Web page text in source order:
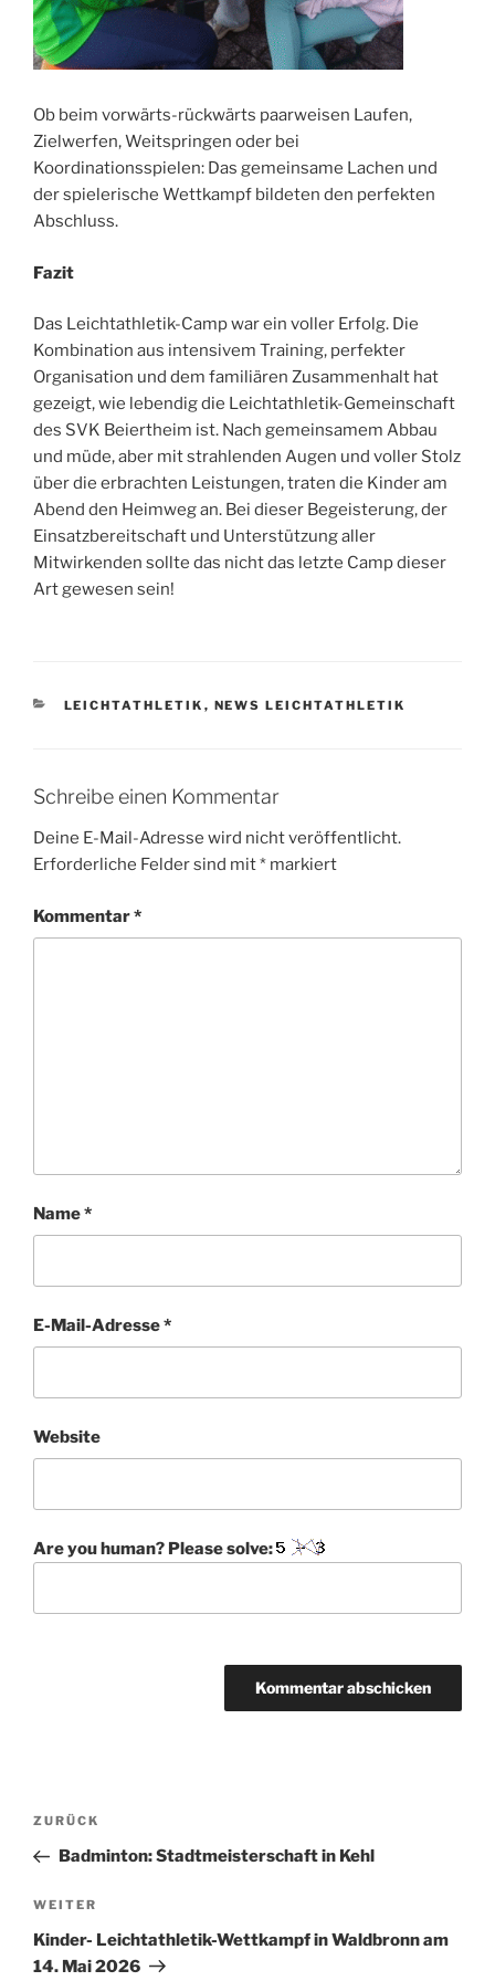
Ob beim vorwärts-rückwärts paarweisen Laufen,
Zielwerfen, Weitspringen oder bei
Koordinationsspielen: Das gemeinsame Lachen und
der spielerische Wettkampf bildeten den perfekten
Abschluss.
Fazit
Das Leichtathletik-Camp war ein voller Erfolg. Die
Kombination aus intensivem Training, perfekter
Organisation und dem familiären Zusammenhalt hat
gezeigt, wie lebendig die Leichtathletik-Gemeinschaft
des SVK Beiertheim ist. Nach gemeinsamem Abbau
und müde, aber mit strahlenden Augen und voller Stolz
über die erbrachten Leistungen, traten die Kinder am
Abend den Heimweg an. Bei dieser Begeisterung, der
Einsatzbereitschaft und Unterstützung aller
Mitwirkenden sollte das nicht das letzte Camp dieser
Art gewesen sein!
KATEGORIEN
LEICHTATHLETIK , NEWS LEICHTATHLETIK
Schreibe einen Kommentar
Deine E-Mail-Adresse wird nicht veröffentlicht.
Erforderliche Felder sind mit* markiert
Kommentar*
Name*
E-Mail-Adresse*
Website
Are you human? Please solve:
e
r
a
t
i
Beitragsnavigation
Vorheriger
Beitrag
ZURÜCK
Badminton: Stadtmeisterschaft in Kehl
Nächster
Beitrag
WEITER
Kinder- Leichtathletik-Wettkampf in Waldbronn am
14. Mai 2026